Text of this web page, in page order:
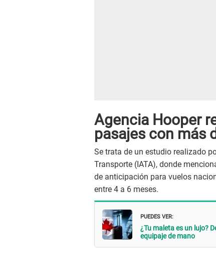
Agencia Hooper
pasajes con más
Se trata de un estudio realizado
Transporte (IATA), donde
de anticipación para vuelos
entre 4 a 6 meses.
PUEDES VER:
¿Tu maleta es un lujo?
equipaje de mano